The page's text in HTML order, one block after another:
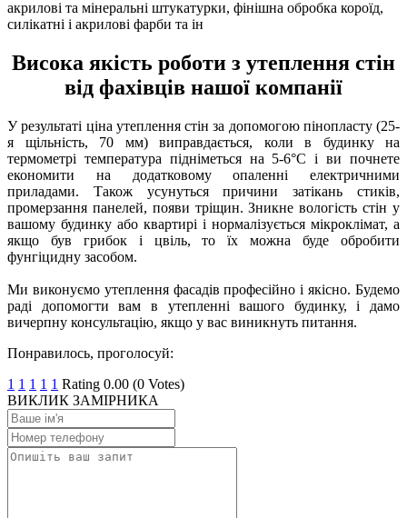
акрилові та мінеральні штукатурки, фінішна обробка короїд,
силікатні і акрилові фарби та ін
Висока якість роботи з утеплення стін
від фахівців нашої компанії
У результаті ціна утеплення стін за допомогою пінопласту (25-
я щільність, 70 мм) виправдається, коли в будинку на
термометрі температура підніметься на 5-6°С і ви почнете
економити на додатковому опаленні електричними
приладами. Також усунуться причини затікань стиків,
промерзання панелей, появи тріщин. Зникне вологість стін у
вашому будинку або квартирі і нормалізується мікроклімат, а
якщо був грибок і цвіль, то їх можна буде обробити
фунгіцидну засобом.
Ми виконуємо утеплення фасадів професійно і якісно. Будемо
раді допомогти вам в утепленні вашого будинку, і дамо
вичерпну консультацію, якщо у вас виникнуть питання.
Понравилось, проголосуй:
1 1 1 1 1 Rating 0.00 (0 Votes)
ВИКЛИК ЗАМІРНИКА